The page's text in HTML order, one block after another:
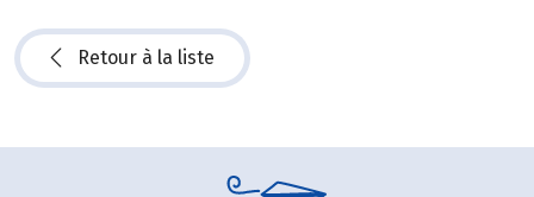
Retour à la liste